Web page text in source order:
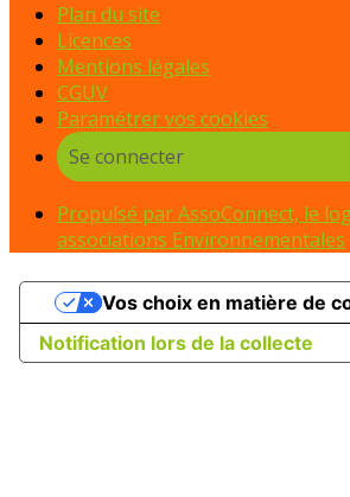
Plan du site
Licences
Mentions légales
CGUV
Paramétrer vos cookies
Se connecter
Propulsé par AssoConnect, le
associations Environnementales
Notification lors de la collecte
Vos choix en matière de